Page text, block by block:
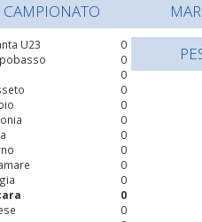
CAMPIONATO
0
U23
0
0
0
0
0
0
0
0
0
0
0